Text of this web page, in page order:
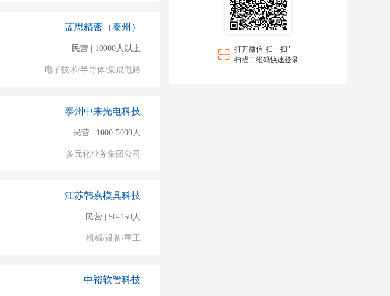
蓝思精密（泰州）
民营 | 10000人以上
电子技术/半导体/集成电路
泰州中来光电科技
民营 | 1000-5000人
多元化业务集团公司
江苏韩嘉模具科技
民营 | 50-150人
机械/设备/重工
中裕软管科技
打开微信"扫一扫"
扫描二维码快速登录